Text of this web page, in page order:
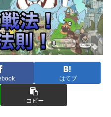
はてブ
コピー